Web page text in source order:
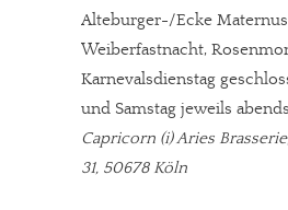
Solltest Du unsere unabhängige
kannst Du uns mit einer kleinen
Paypal - danke@meinesuedstadt.de
JETZT SPENDEN
Alteburger-/Ecke
Weiberfastnacht,
Karnevalsdienstag
und Samstag jeweils
Capricorn (i) Aries
31, 50678 Köln